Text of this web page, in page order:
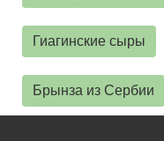
Гиагинские сыры
Брынза из Сербии